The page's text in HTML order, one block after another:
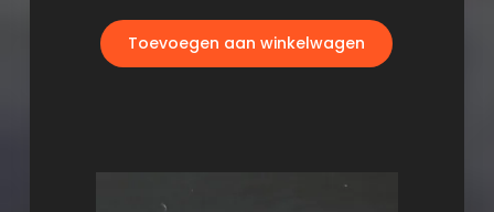
Toevoegen aan winkelwagen